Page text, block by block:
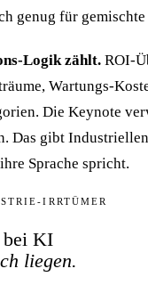
genug für
Logik zählt. ROI-
Wartungs-
Die Keynote
Das gibt
Sprache spricht.
IRRTÜMER
bei KI
liegen.